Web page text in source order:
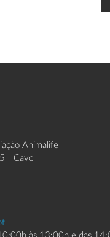
Animalife
- Cave
às 13:00h e das